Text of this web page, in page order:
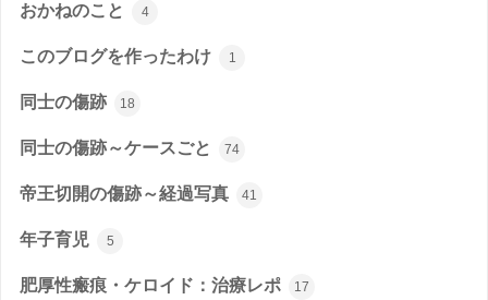
おかねのこと 4
このブログを作ったわけ 1
同士の傷跡 18
同士の傷跡～ケースごと 74
帝王切開の傷跡～経過写真 41
年子育児 5
肥厚性瘢痕・ケロイド：治療レポ 17